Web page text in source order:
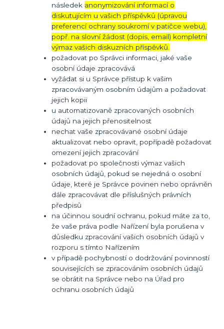
následek anonymizování informací o
diskutujícím u vašich příspěvků (úpravou
preferencí ochrany soukromí v patičce webu),
popř. na slovní žádost (dopis, email) kompletní
výmaz vašich diskuzních příspěvků.
požadovat po Správci informaci, jaké vaše
osobní údaje zpracovává
vyžádat si u Správce přístup k vašim
zpracovávaným osobním údajům a požadovat
jejich kopii
u automatizovaně zpracovaných osobních
údajů na jejich přenositelnost
nechat vaše zpracovávané osobní údaje
aktualizovat nebo opravit, popřípadě požadovat
omezení jejich zpracování
požadovat po společnosti výmaz vašich
osobních údajů, pokud se nejedná o osobní
údaje, které je Správce povinen nebo oprávněn
dále zpracovávat dle příslušných právních
předpisů
na účinnou soudní ochranu, pokud máte za to,
že vaše práva podle Nařízení byla porušena v
důsledku zpracování vašich osobních údajů v
rozporu s tímto Nařízením
v případě pochybností o dodržování povinností
souvisejících se zpracováním osobních údajů
se obrátit na Správce nebo na Úřad pro
ochranu osobních údajů